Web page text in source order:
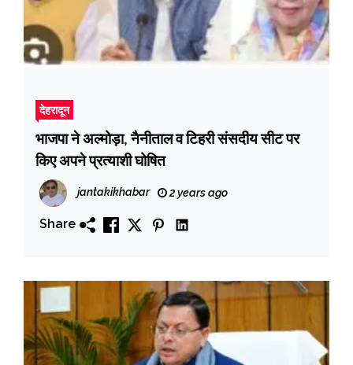
देहरादून
भाजपा ने अल्मोड़ा, नैनीताल व टिहरी संसदीय सीट पर
किए अपने प्रत्याशी घोषित
jantakikhabar 2 years ago
Share